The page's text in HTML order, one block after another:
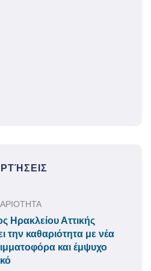
Ηρακλείου Αττικής
την καθαριότητα με νέα
και έμψυχο